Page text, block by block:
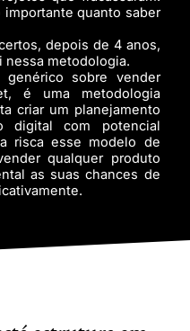
quanto saber
depois de 4 anos,
nessa metodologia.
sobre vender
é uma metodologia
criar um planejamento
digital com potencial
risca esse modelo de
qualquer produto
as suas chances de